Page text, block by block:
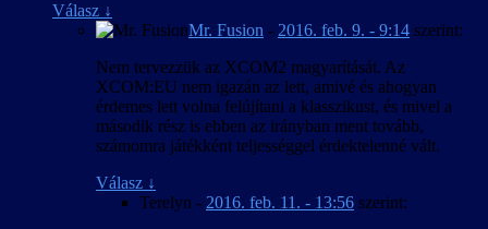
Válasz ↓
Mr. Fusion - 2016. feb. 9. - 9:14 szerint:
Nem tervezzük az XCOM2 magyarítását. Az
XCOM:EU nem igazán az lett, amivé és ahogyan
érdemes lett volna felújítani a klasszikust, és mivel a
második rész is ebben az irányban ment tovább,
számomra játékként teljességgel érdektelenné vált.
Válasz ↓
Terelyn - 2016. feb. 11. - 13:56 szerint: